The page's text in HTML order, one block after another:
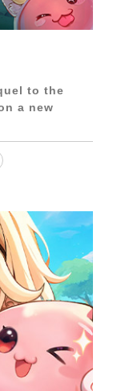
to the
a new